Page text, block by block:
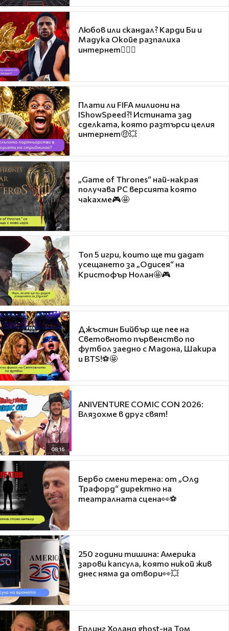
Любов или скандал? Карди Би и
Мадука Окойе разпалиха
интернет❤️‍🔥🔥
Плати ли FIFA милиони на
IShowSpeed?! Истината зад
сделката, която разтърси целия
интернет🤑💥
„Game of Thrones“ най-накрая
получава PC версията която
чакахме🎮🤩
Топ 5 игри, които ще ти дадат
усещането за „Одисея“ на
Кристофър Нолан🤩🎮
Джъстин Бийбър ще пее на
Световното първенство по
футбол заедно с Мадона, Шакира
и BTS!⚽🤩
08:16
ANIVENTURE COMIC CON 2026:
Влязохме в друг свят!
Бербо смени терена: от „Олд
Трафорд“ директно на
театралната сцена👀⚽
250 години тишина: Америка
зарови капсула, която никой жив
днес няма да отвори👀💥
Ерлинг Холанд ghost-на Том